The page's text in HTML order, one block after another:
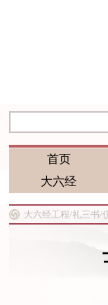
首页
大六经
大六经工程/礼三书/